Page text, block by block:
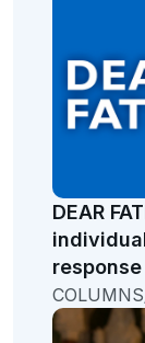
DEAR
response